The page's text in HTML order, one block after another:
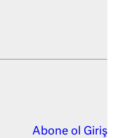
Abone ol Giriş